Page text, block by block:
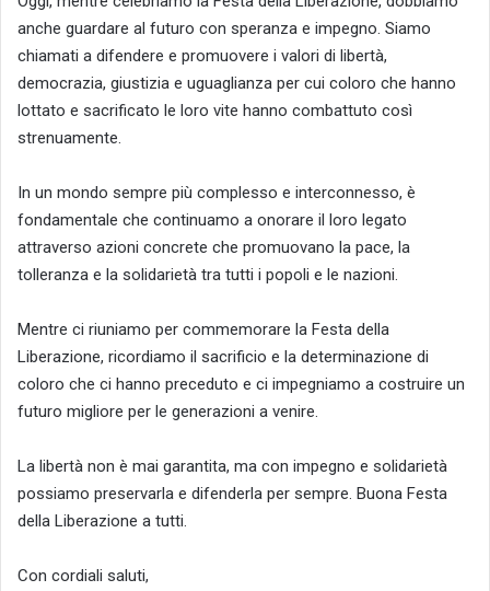
anche guardare al futuro con speranza e impegno. Siamo
chiamati a difendere e promuovere i valori di libertà,
democrazia, giustizia e uguaglianza per cui coloro che hanno
lottato e sacrificato le loro vite hanno combattuto così
strenuamente.
In un mondo sempre più complesso e interconnesso, è
fondamentale che continuamo a onorare il loro legato
attraverso azioni concrete che promuovano la pace, la
tolleranza e la solidarietà tra tutti i popoli e le nazioni.
Mentre ci riuniamo per commemorare la Festa della
Liberazione, ricordiamo il sacrificio e la determinazione di
coloro che ci hanno preceduto e ci impegniamo a costruire un
futuro migliore per le generazioni a venire.
La libertà non è mai garantita, ma con impegno e solidarietà
possiamo preservarla e difenderla per sempre. Buona Festa
della Liberazione a tutti.
Con cordiali saluti,